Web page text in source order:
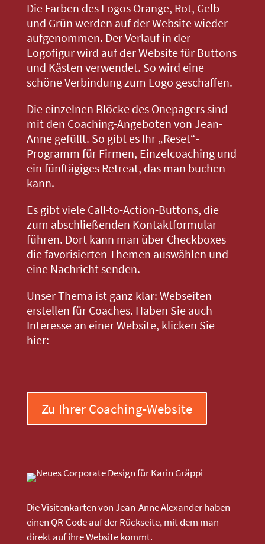
Die Farben des Logos Orange, Rot, Gelb
und Grün werden auf der Website wieder
aufgenommen. Der Verlauf in der
Logofigur wird auf der Website für Buttons
und Kästen verwendet. So wird eine
schöne Verbindung zum Logo geschaffen.
Die einzelnen Blöcke des Onepagers sind
mit den Coaching-Angeboten von Jean-
Anne gefüllt. So gibt es Ihr „Reset“-
Programm für Firmen, Einzelcoaching und
ein fünftägiges Retreat, das man buchen
kann.
Es gibt viele Call-to-Action-Buttons, die
zum abschließenden Kontaktformular
führen. Dort kann man über Checkboxes
die favorisierten Themen auswählen und
eine Nachricht senden.
Unser Thema ist ganz klar: Webseiten
erstellen für Coaches. Haben Sie auch
Interesse an einer Website, klicken Sie
hier:
Zu Ihrer Coaching-Website
Die Visitenkarten von Jean-Anne Alexander haben
einen QR-Code auf der Rückseite, mit dem man
direkt auf ihre Website kommt.